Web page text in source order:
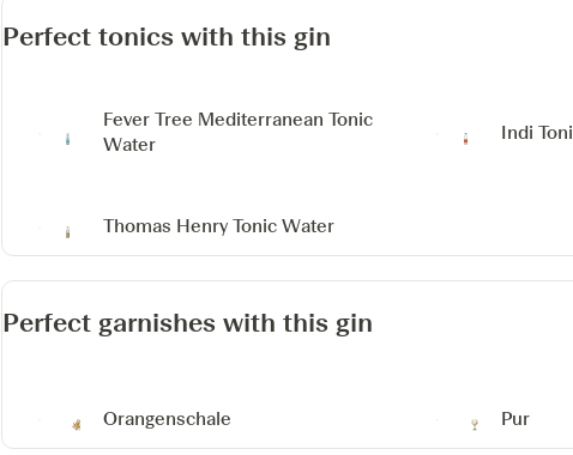
Perfect tonics with this gin
Fever Tree Mediterranean Tonic
Water
Indi
Thomas Henry Tonic Water
Perfect garnishes with this gin
Orangenschale Pur